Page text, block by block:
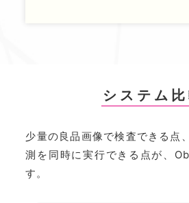
システム比
少量の良品画像で検査できる点
測を同時に実行できる点が、
す。